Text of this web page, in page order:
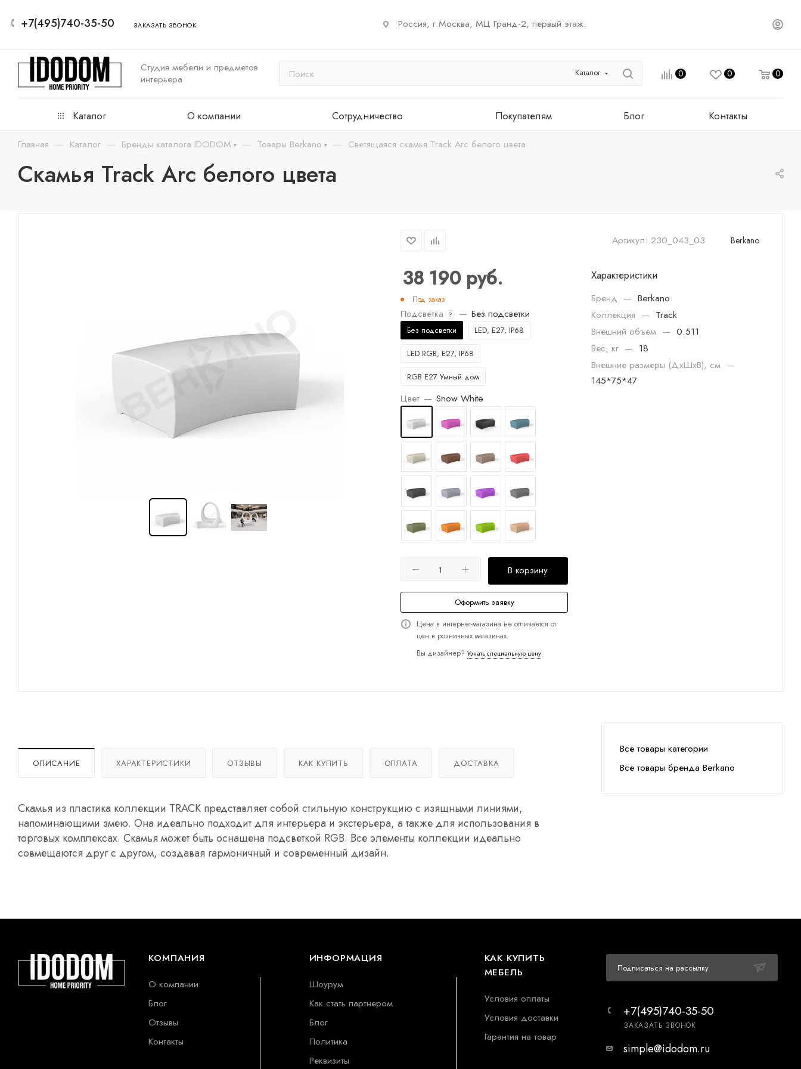
+7(495)740-35-50 ЗАКАЗАТЬ ЗВОНОК Россия, г.Москва, МЦ Гранд-2, первый этаж.
Студия мебели и предметов
интерьера
Каталог 0 0 0
Каталог О компании Сотрудничество Покупателям Блог Контакты
Главная — Каталог — Бренды каталога IDODOM — Товары Berkano — Светящаяся скамья Track Arc белого цвета
Скамья Track Arc белого цвета
Артикул: 230_043_03 Berkano
38 190руб.
Под заказ
Подсветка ? — Без подсветки
Без подсветки LED, E27, IP68
LED RGB, E27, IP68
RGB E27 Умный дом
Цвет — Snow White
В корзину
Оформить заявку
Цена в интернет-магазина не отличается от
цен в розничных магазинах.
Вы дизайнер? Узнать специальную цену
Характеристики
Бренд — Berkano
Коллекция — Track
Внешний объем — 0.511
Вес, кг — 18
Внешние размеры (ДхШхВ), см —
145*75*47
ОПИСАНИЕ ХАРАКТЕРИСТИКИ ОТЗЫВЫ КАК КУПИТЬ ОПЛАТА ДОСТАВКА
Скамья из пластика коллекции TRACK представляет собой стильную конструкцию с изящными линиями,
напоминающими змею. Она идеально подходит для интерьера и экстерьера, а также для использования в
торговых комплексах. Скамья может быть оснащена подсветкой RGB. Все элементы коллекции идеально
совмещаются друг с другом, создавая гармоничный и современный дизайн.
Все товары категории
Все товары бренда Berkano
КОМПАНИЯ
О компании
Блог
Отзывы
Контакты
ИНФОРМАЦИЯ
Шоурум
Как стать партнером
Блог
Политика
Реквизиты
КАК КУПИТЬ
МЕБЕЛЬ
Условия оплаты
Условия доставки
Гарантия на товар
Подписаться на рассылку
+7(495)740-35-50
ЗАКАЗАТЬ ЗВОНОК
simple@idodom.ru